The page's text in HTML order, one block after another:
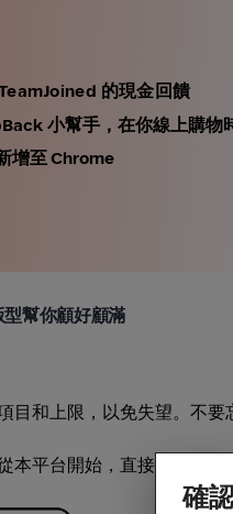
的現金回饋
小幫手，在你線上購物
增至 Chrome
幫你顧好顧滿
和上限，以免失望。不要
本平台開始，直接造訪商
確